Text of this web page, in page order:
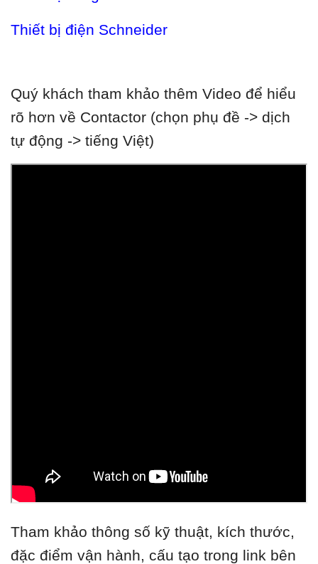
Thiết bị điện Schneider
Quý khách tham khảo thêm Video để hiểu
rõ hơn về Contactor (chọn phụ đề -> dịch
tự động -> tiếng Việt)
Tham khảo thông số kỹ thuật, kích thước,
đặc điểm vận hành, cấu tạo trong link bên